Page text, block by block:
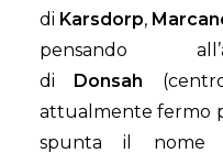
di Karsdorp,
pensando
di Donsah
attualmente fermo
spunta il nome